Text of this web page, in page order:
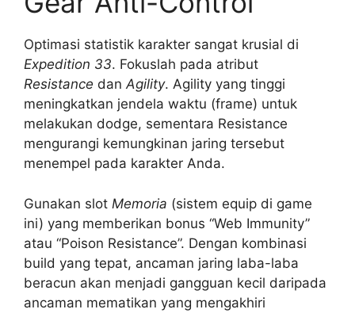
Optimasi statistik karakter sangat krusial di
Expedition 33. Fokuslah pada atribut
Resistance danAgility. Agility yang tinggi
meningkatkan jendela waktu (frame) untuk
melakukan dodge, sementara Resistance
mengurangi kemungkinan jaring tersebut
menempel pada karakter Anda.
Gunakan slot Memoria (sistem equip di game
ini) yang memberikan bonus “Web Immunity”
atau “Poison Resistance”. Dengan kombinasi
build yang tepat, ancaman jaring laba-laba
beracun akan menjadi gangguan kecil daripada
ancaman mematikan yang mengakhiri